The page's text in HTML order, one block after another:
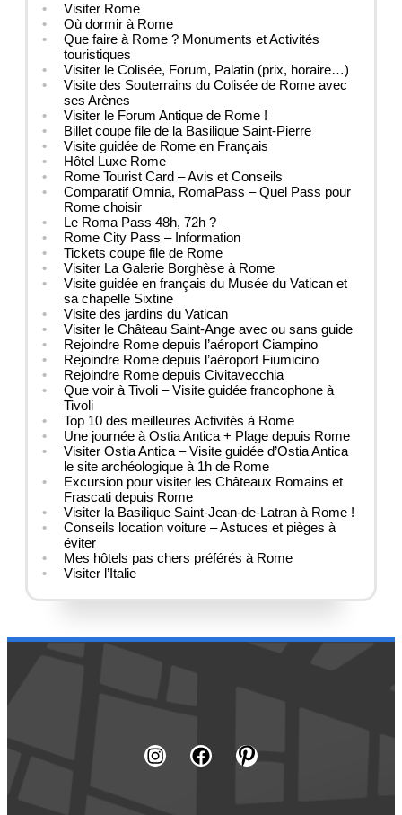
Visiter Rome
Où dormir à Rome
Que faire à Rome ? Monuments et Activités
touristiques
Visiter le Colisée, Forum, Palatin (prix, horaire…)
Visite des Souterrains du Colisée de Rome avec
ses Arènes
Visiter le Forum Antique de Rome !
Billet coupe file de la Basilique Saint-Pierre
Visite guidée de Rome en Français
Hôtel Luxe Rome
Rome Tourist Card – Avis et Conseils
Comparatif Omnia, RomaPass – Quel Pass pour
Rome choisir
Le Roma Pass 48h, 72h ?
Rome City Pass – Information
Tickets coupe file de Rome
Visiter La Galerie Borghèse à Rome
Visite guidée en français du Musée du Vatican et
sa chapelle Sixtine
Visite des jardins du Vatican
Visiter le Château Saint-Ange avec ou sans guide
Rejoindre Rome depuis l’aéroport Ciampino
Rejoindre Rome depuis l’aéroport Fiumicino
Rejoindre Rome depuis Civitavecchia
Que voir à Tivoli – Visite guidée francophone à
Tivoli
Top 10 des meilleures Activités à Rome
Une journée à Ostia Antica + Plage depuis Rome
Visiter Ostia Antica – Visite guidée d’Ostia Antica
le site archéologique à 1h de Rome
Excursion pour visiter les Châteaux Romains et
Frascati depuis Rome
Visiter la Basilique Saint-Jean-de-Latran à Rome !
Conseils location voiture – Astuces et pièges à
éviter
Mes hôtels pas chers préférés à Rome
Visiter l’Italie